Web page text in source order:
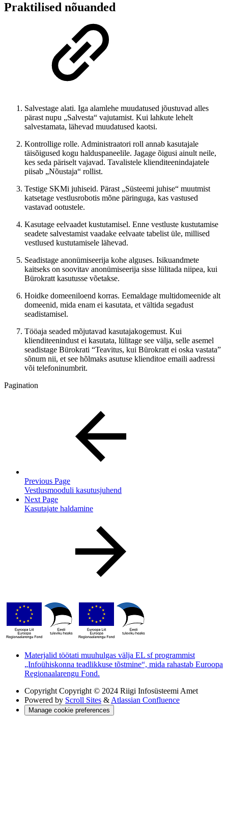
Praktilised nõuanded
Salvestage alati. Iga alamlehe muudatused jõustuvad alles
pärast nupu „Salvesta“ vajutamist. Kui lahkute lehelt
salvestamata, lähevad muudatused kaotsi.
Kontrollige rolle. Administraatori roll annab kasutajale
täisõigused kogu halduspaneelile. Jagage õigusi ainult neile,
kes seda päriselt vajavad. Tavalistele klienditeenindajatele
piisab „Nõustaja“ rollist.
Testige SKMi juhiseid. Pärast „Süsteemi juhise“ muutmist
katsetage vestlusrobotis mõne päringuga, kas vastused
vastavad ootustele.
Kasutage eelvaadet kustutamisel. Enne vestluste kustutamise
seadete salvestamist vaadake eelvaate tabelist üle, millised
vestlused kustutamisele lähevad.
Seadistage anonümiseerija kohe alguses. Isikuandmete
kaitseks on soovitav anonümiseerija sisse lülitada niipea, kui
Bürokratt kasutusse võetakse.
Hoidke domeeniloend korras. Eemaldage multidomeenide alt
domeenid, mida enam ei kasutata, et vältida segadust
seadistamisel.
Tööaja seaded mõjutavad kasutajakogemust. Kui
klienditeenindust ei kasutata, lülitage see välja, selle asemel
seadistage Bürokrati “Teavitus, kui Bürokratt ei oska vastata”
sõnum nii, et see hõlmaks asutuse klienditoe emaili aadressi
või telefoninumbrit.
Pagination
Previous Page
Vestlusmooduli kasutusjuhend
Next Page
Kasutajate haldamine
Materjalid töötati muuhulgas välja EL sf programmist
„Infoühiskonna teadlikkuse tõstmine“, mida rahastab Euroopa
Regionaalarengu Fond.
Copyright Copyright © 2024 Riigi Infosüsteemi Amet
Powered by Scroll Sites & Atlassian Confluence
Manage cookie preferences